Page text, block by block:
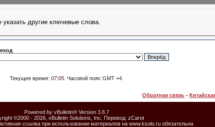
указать другие ключевые слова.
Текущее время: 07:05 . Часовой пояс GMT +4.
Обратная связь -
Powered by vBulletin® Version 3.8.7
©2000 - 2026, vBulletin Solutions, Inc. Перевод: zCarot
ссылка при использовании материалов на www.ksolo.ru обязательна